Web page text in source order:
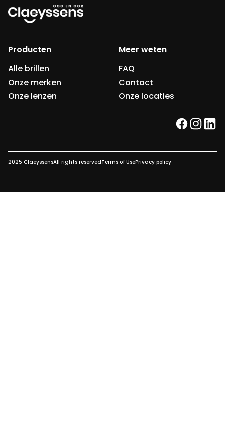
Producten
Alle brillen
Onze merken
Onze lenzen
Meer weten
FAQ
Contact
Onze locaties
facebook
2025 ClaeyssensAll rights reservedTerms of UsePrivacy policy